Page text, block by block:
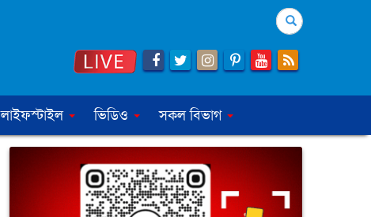
Search
লাইফস্টাইল ভিডিও সকল বিভাগ